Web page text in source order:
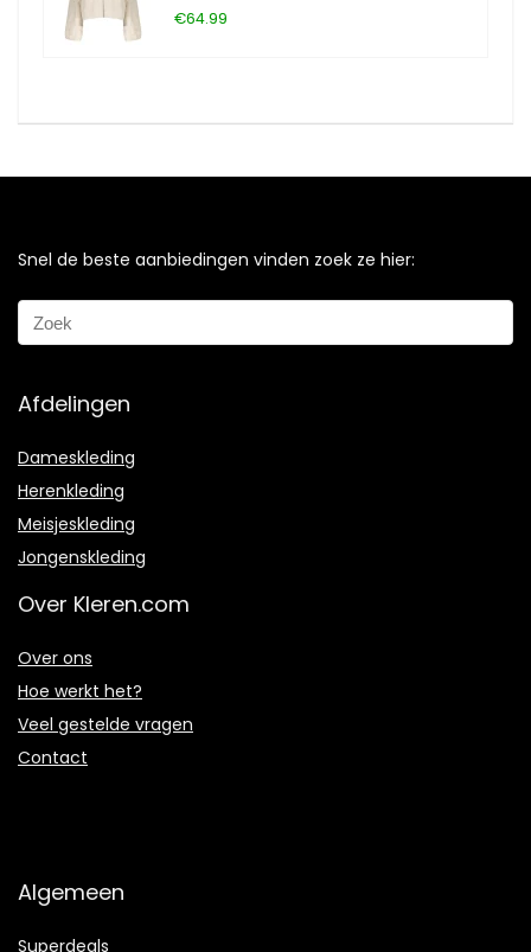
€64.99
Snel de beste aanbiedingen vinden zoek ze hier:
Afdelingen
Dameskleding
Herenkleding
Meisjeskleding
Jongenskleding
Over Kleren.com
Over ons
Hoe werkt het?
Veel gestelde vragen
Contact
Algemeen
Superdeals